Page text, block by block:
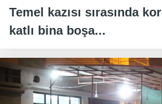
Temel kazısı sırasında
katlı bina boşa...